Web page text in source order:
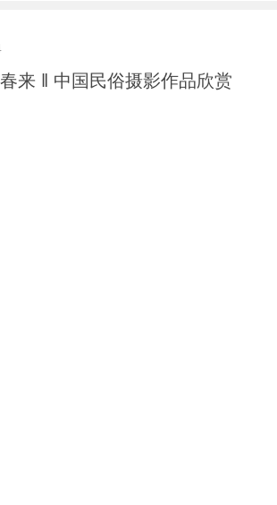
来 ‖ 中国民俗摄影作品欣赏